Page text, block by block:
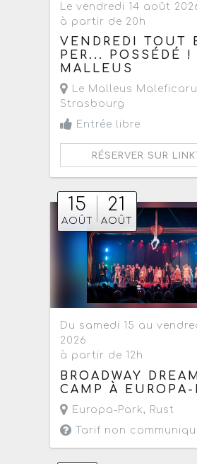
Le vendredi 14 août
à partir de 20h
VENDREDI TOUT
PER... POSSÉDÉ !
MALLEUS
Le Malleus
Strasbourg
Entrée libre
RÉSERVER SUR
15
AOÛT
21
AOÛT
Du samedi 15 au
2026
à partir de 12h
BROADWAY
CAMP À EUROPA-
Europa-Park, Rust
Tarif non